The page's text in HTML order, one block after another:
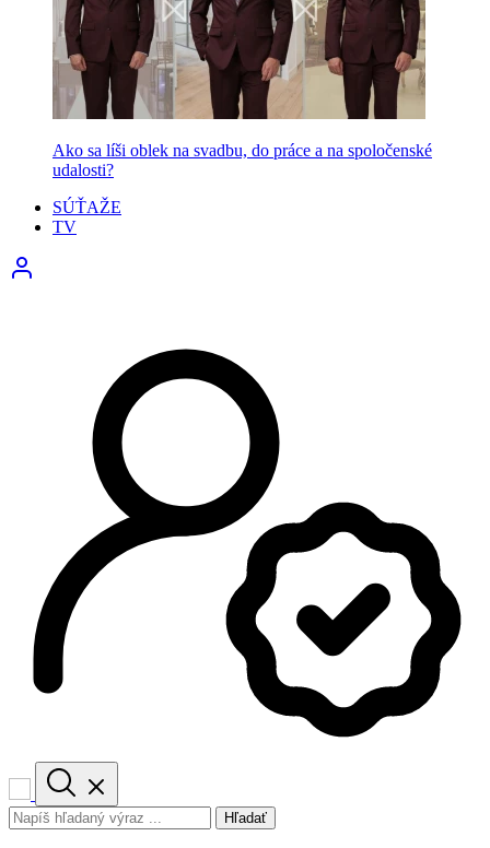
Ako sa líši oblek na svadbu, do práce a na spoločenské
udalosti?
SÚŤAŽE
TV
Hľadať